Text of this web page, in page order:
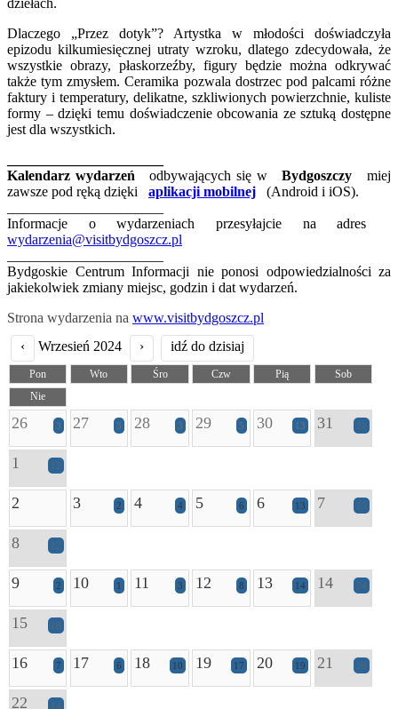
dziełach.
Dlaczego „Przez dotyk”? Artystka w młodości doświadczyła
epizodu kilkumiesięcznej utraty wzroku, dlatego zdecydowała, że
wszystkie obrazy, płaskorzeźby, figury będzie można odkrywać
także tym zmysłem. Ceramika pozwala dostrzec pod palcami różne
faktury i temperatury, delikatne, szkliwionych powierzchnie, kuliste
formy – dzięki temu doświadczenie obcowania ze sztuką dostępne
jest dla wszystkich.
Kalendarz wydarzeńodbywających się wBydgoszczymiej
zawsze pod ręką dzięki aplikacji mobilnej
(Android i iOS).
Informacje o wydarzeniach przesyłajcie na adres
wydarzenia@visitbydgoszcz.pl
Bydgoskie Centrum Informacji nie ponosi odpowiedzialności za
jakiekolwiek zmiany miejsc, godzin i dat wydarzeń.
Strona wydarzenia na www.visitbydgoszcz.pl
‹
Wrzesień 2024 › idź do dzisiaj
Pon Wto Śro Czw Pią
Sob
Nie
26 3 27 3 28 3 29 5 30 13 31 21
1 12
2 3 2 4 4 5 6 6 13 7 25
8 12
9 2 10 1 11 3 12 8 13 14 14 24
15 18
16 7 17 6 18 10 19 17 20 19 21 26
22 14